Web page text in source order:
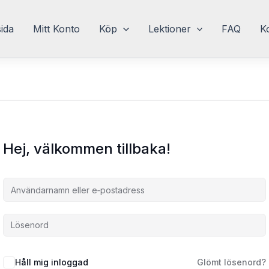
Mitt Konto Köp Lektioner FAQ
Hej, välkommen tillbaka!
Håll mig inloggad Glömt lösenord?